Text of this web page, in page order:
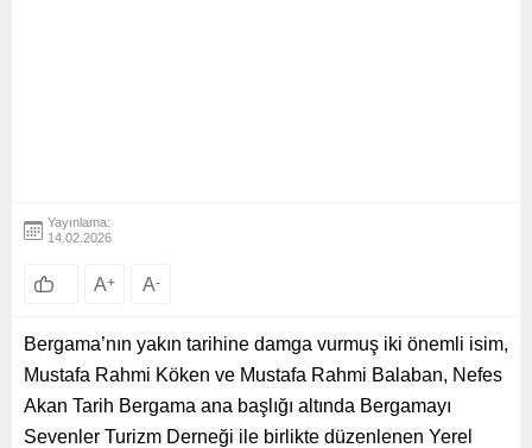
Yayınlama:
14.02.2026
A+ A-
Bergama’nın yakın tarihine damga vurmuş iki önemli isim,
Mustafa Rahmi Köken ve Mustafa Rahmi Balaban, Nefes
Akan Tarih Bergama ana başlığı altında Bergamayı
Sevenler Turizm Derneği ile birlikte düzenlenen Yerel